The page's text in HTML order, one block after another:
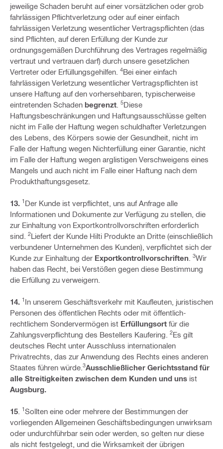
jeweilige Schaden beruht auf einer vorsätzlichen oder grob
fahrlässigen Pflichtverletzung oder auf einer einfach
fahrlässigen Verletzung wesentlicher Vertragspflichten (das
sind Pflichten, auf deren Erfüllung der Kunde zur
ordnungsgemäßen Durchführung des Vertrages regelmäßig
vertraut und vertrauen darf) durch unsere gesetzlichen
Vertreter oder Erfüllungsgehilfen.
4Bei einer einfach
fahrlässigen Verletzung wesentlicher Vertragspflichten ist
unsere Haftung auf den vorhersehbaren, typischerweise
eintretenden Schaden begrenzt 5Diese
Haftungsbeschränkungen und Haftungsausschlüsse gelten
nicht im Falle der Haftung wegen schuldhafter Verletzungen
des Lebens, des Körpers sowie der Gesundheit, nicht im
Falle der Haftung wegen Nichterfüllung einer Garantie, nicht
im Falle der Haftung wegen arglistigen Verschweigens eines
Mangels und auch nicht im Falle einer Haftung nach dem
Produkthaftungsgesetz.
13. 1 Der Kunde ist verpflichtet, uns auf Anfrage alle
Informationen und Dokumente zur Verfügung zu stellen, die
zur Einhaltung von Exportkontrollvorschriften erforderlich
sind.
2Liefert der Kunde Hilti Produkte an Dritte (einschließlich
verbundener Unternehmen des Kunden), verpflichtet sich der
Kunde zur Einhaltung der Exportkontrollvorschriften 3Wir
haben das Recht, bei Verstößen gegen diese Bestimmung
die Erfüllung zu verweigern.
14. 1 In unserem Geschäftsverkehr mit Kaufleuten, juristischen
Personen des öffentlichen Rechts oder mit öffentlich-
rechtlichem Sondervermögen ist Erfüllungsort für die
Zahlungsverpflichtung des Bestellers Kaufering.
2Es gilt
deutsches Recht unter Ausschluss internationalen
Privatrechts, das zur Anwendung des Rechts eines anderen
Staates führen würde. 3Ausschließlicher Gerichtsstand für
alle Streitigkeiten zwischen dem Kunden und uns ist
Augsburg.
15 1Sollten eine oder mehrere der Bestimmungen der
vorliegenden Allgemeinen Geschäftsbedingungen unwirksam
oder undurchführbar sein oder werden, so gelten nur diese
als nicht festgelegt, und die Wirksamkeit der übrigen